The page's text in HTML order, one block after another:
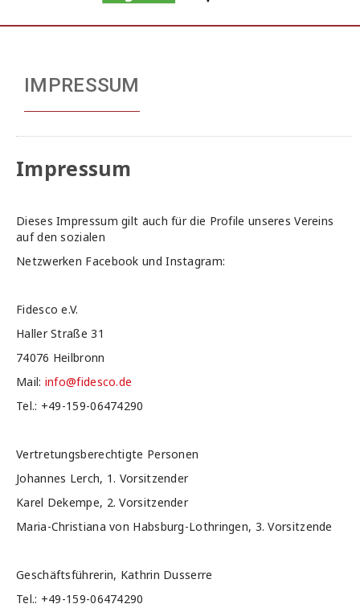
IMPRESSUM
Impressum
Dieses Impressum gilt auch für die Profile unseres Vereins
auf den sozialen
Netzwerken Facebook und Instagram:
Fidesco e.V.
Haller Straße 31
74076 Heilbronn
Mail: info@fidesco.de
Tel.: +49-159-06474290
Vertretungsberechtigte Personen
Johannes Lerch, 1. Vorsitzender
Karel Dekempe, 2. Vorsitzender
Maria-Christiana von Habsburg-Lothringen, 3. Vorsitzende
Geschäftsführerin, Kathrin Dusserre
Tel.: +49-159-06474290